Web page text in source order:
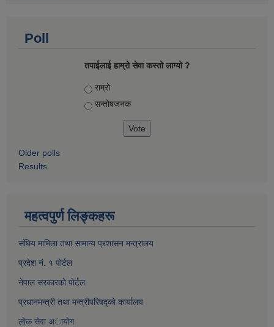
Poll
तपाईलाई हाम्रो सेवा कस्तो लाग्यो ?
Choices
राम्रो
सन्तोषज‍नक
Older polls
Results
महत्वपुर्ण लिङ्कहरू
संघिय मामिला तथा सामान्य प्रशासन मन्त्रालय
प्रदेश नं. १ पाेर्टल
नेपाल सरकारकाे पाेर्टल
प्रधानमन्त्री तथा मन्त्रीपरिषद्काे कार्यालय
लाेक सेवा अायाेग